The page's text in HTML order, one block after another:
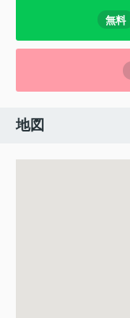
無料
地図